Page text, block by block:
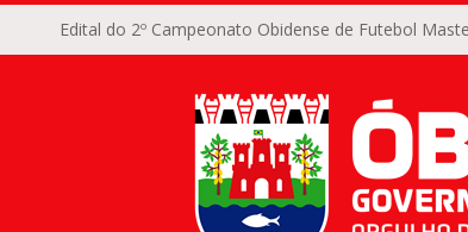
Edital do 2º Campeonato Obidense de Futebol